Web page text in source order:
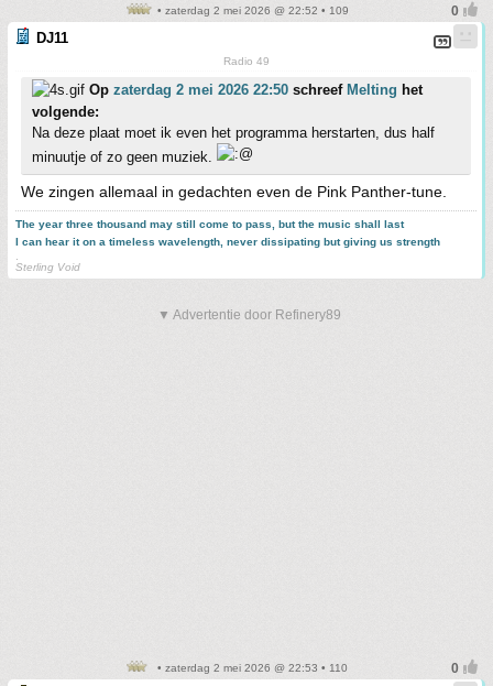
• zaterdag 2 mei 2026 @ 22:52 • 109
DJ11
Radio 49
Op zaterdag 2 mei 2026 22:50 schreef Melting het
volgende:
Na deze plaat moet ik even het programma herstarten, dus half
minuutje of zo geen muziek.
We zingen allemaal in gedachten even de Pink Panther-tune.
The year three thousand may still come to pass, but the music shall last
I can hear it on a timeless wavelength, never dissipating but giving us strength
Sterling Void
▼ Advertentie door Refinery89
• zaterdag 2 mei 2026 @ 22:53 • 110